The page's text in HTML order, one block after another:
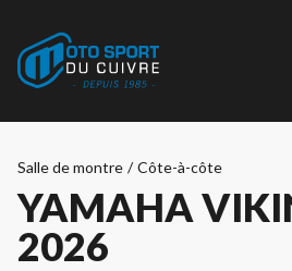
Salle de montre / Côte-à-côte
YAMAHA
2026